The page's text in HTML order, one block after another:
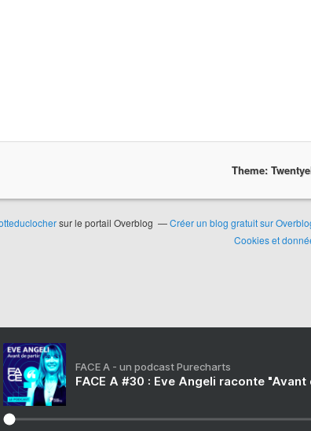
Theme:
sur le portail Overblog Créer un blog gratuit sur
Cookies et
FACE A - un podcast Purecharts
FACE A #30 : Eve Angeli raconte